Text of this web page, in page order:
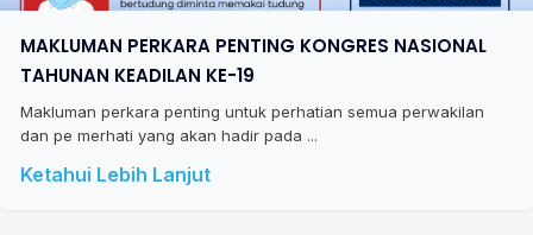
MAKLUMAN PERKARA PENTING KONGRES NASIONAL
TAHUNAN KEADILAN KE-19
Makluman perkara penting untuk perhatian semua perwakilan
dan pe merhati yang akan hadir pada ...
Ketahui Lebih Lanjut